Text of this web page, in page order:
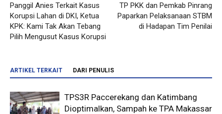
Panggil Anies Terkait Kasus
Korupsi Lahan di DKI, Ketua
KPK: Kami Tak Akan Tebang
Pilih Mengusut Kasus Korupsi
TP PKK dan Pemkab Pinrang
Paparkan Pelaksanaan STBM
di Hadapan Tim Penilai
ARTIKEL TERKAIT DARI PENULIS
TPS3R Paccerekang dan Katimbang
Dioptimalkan, Sampah ke TPA Makassar